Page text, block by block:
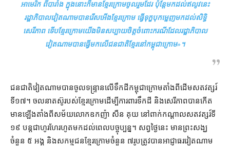
អាមេរិក ពី​បារាំង ក្នុង​នោះ​ក៏​មាន​ខ្មែរក្រោម​ចូលរួម​ដែរ ប៉ុន្តែ​មកដល់​ឥលូវ​នេះ​
រដ្ឋាភិបាល​វៀតណាម​បាន​រើសអើង​ខ្មែរក្រោម ធ្វើទុក្ខបុកម្នេញ​មកដល់​សិទ្ធិ​
សេរីភាព ទើប​ខ្មែរក្រោម​យើង​មិន​សប្បាយចិត្ត​ចំពោះ​ករណី​ដែល​រដ្ឋាភិបាល​
វៀតណាម​បាន​ធ្វើ​មក​លើ​ជនជាតិ​ខ្មែរ​នៅ​កម្ពុជា​ក្រោម»។
ជនជាតិ​វៀតណាម​បាន​ចូល​ទន្ទ្រាន​លើ​ទឹកដី​កម្ពុជា​ក្រោម​តាំង​ពី​ដើម​សតវត្សរ៍​
ទី​១៧។ ចលនា​តស៊ូ​របស់​ខ្មែរក្រោម​ដើម្បី​ការពារ​ទឹកដី និង​សេរីភាព​បាន​កើត
មានឡើង​តាំងពី​សម័យ​លោក​ឧកញ៉ា សឺន គុយ នៅ​ពាក់កណ្តាល​សតវត្សរ៍​ទី​
១៩ បន្ត​ជា​ហូរហែ​រហូត​មក​ដល់​ពេល​បច្ចុប្បន្ន​។ សព្វថ្ងៃ​នេះ មាន​ព្រះសង្ឃ​
ចំនួន ៥ អង្គ និង​សកម្មជន​ខ្មែរក្រោម​ចំនួន ៧​រូប​ត្រូវ​បាន​អាជ្ញាធរ​វៀតណាម​